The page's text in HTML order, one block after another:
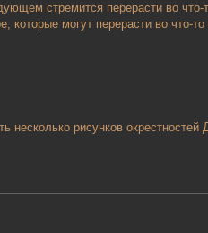
стремится перерасти во
могут перерасти во что-
несколько рисунков